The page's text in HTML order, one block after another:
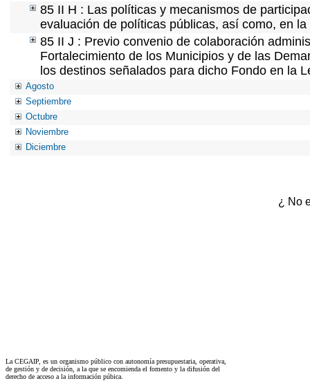
85 II H : Las políticas y mecanismos de
evaluación de políticas públicas, así como, en
85 II J : Previo convenio de colaboración
Fortalecimiento de los Municipios y de las
los destinos señalados para dicho Fondo en la
Agosto
Septiembre
Octubre
Noviembre
Diciembre
¿ No
La CEGAIP, es un organismo público con autonomía presupuestaria, operativa,
de gestión y de decisión, a la que se encomienda el fomento y la difusión del
derecho de acceso a la información púbica.